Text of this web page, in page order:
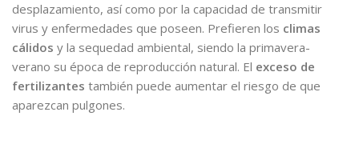
desplazamiento, así como por la capacidad de transmitir
virus y enfermedades que poseen. Prefieren los climas
cálidos y la sequedad ambiental, siendo la primavera-
verano su época de reproducción natural. El exceso de
fertilizantes también puede aumentar el riesgo de que
aparezcan pulgones.